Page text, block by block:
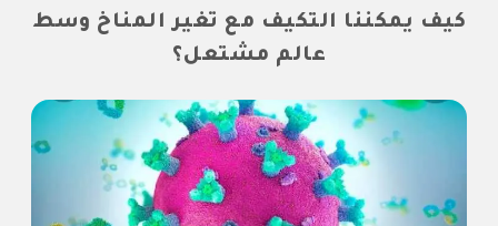
كيف يمكننا التكيف مع تغير المناخ وسط
عالم مشتعل؟